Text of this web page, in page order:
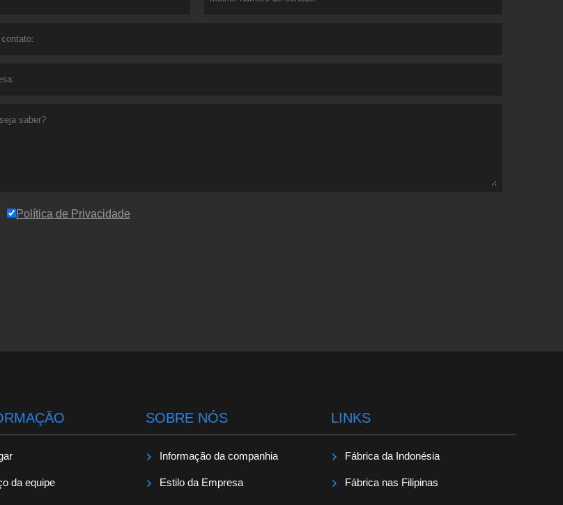
Política de Privacidade
da equipe
SOBRE NÓS
Informação da companhia
Estilo da Empresa
LINKS
Fábrica da Indonésia
Fábrica nas Filipinas